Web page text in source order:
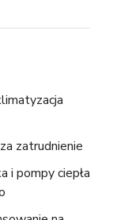
zatrudnienie
i pompy ciepła